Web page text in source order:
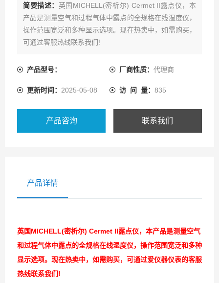
简要描述： 英国MICHELL(密析尔) Cermet II露点仪，本
产品是测量空气和过程气体中露点的全规格在线湿度仪，
操作范围宽泛和多种显示选项。现在热卖中，如需购买，
可通过客服热线联系我们!
产品型号： 厂商性质： 代理商
更新时间： 2025-05-08 访 问 量： 835
产品咨询 联系我们
产品详情
英国MICHELL(密析尔) Cermet II露点仪，本产品是测量空气
和过程气体中露点的全规格在线湿度仪，操作范围宽泛和多种
显示选项。现在热卖中，如需购买，可通过爱仪器仪表的客服
热线联系我们!